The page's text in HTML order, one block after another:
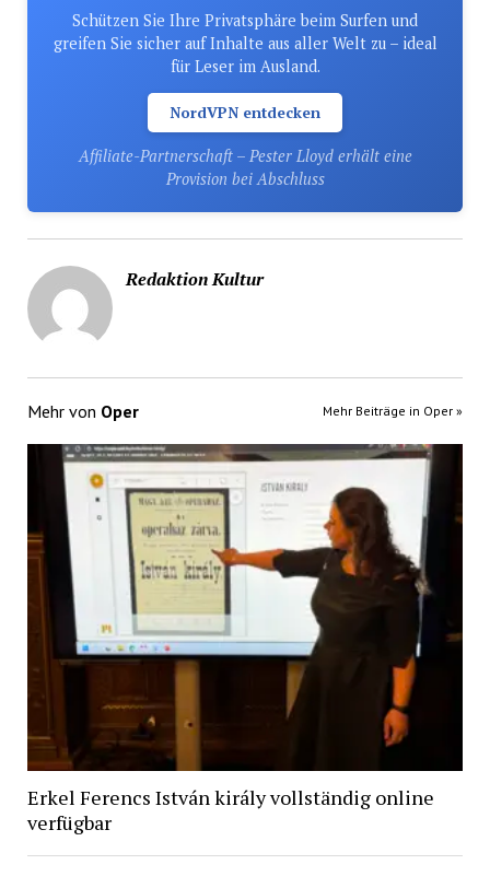
Schützen Sie Ihre Privatsphäre beim Surfen und
greifen Sie sicher auf Inhalte aus aller Welt zu – ideal
für Leser im Ausland.
NordVPN entdecken
Affiliate-Partnerschaft – Pester Lloyd erhält eine
Provision bei Abschluss
Redaktion Kultur
Mehr von Oper Mehr Beiträge in Oper »
Erkel Ferencs István király vollständig online
verfügbar